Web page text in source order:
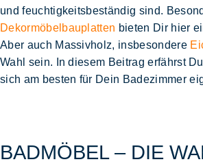
und feuchtigkeitsbeständig sind.
Dekormöbelbauplatten bieten Dir hier
Aber auch Massivholz, insbesondere
Wahl sein. In diesem Beitrag erfährst
sich am besten für Dein Badezimmer
BADMÖBEL – DIE